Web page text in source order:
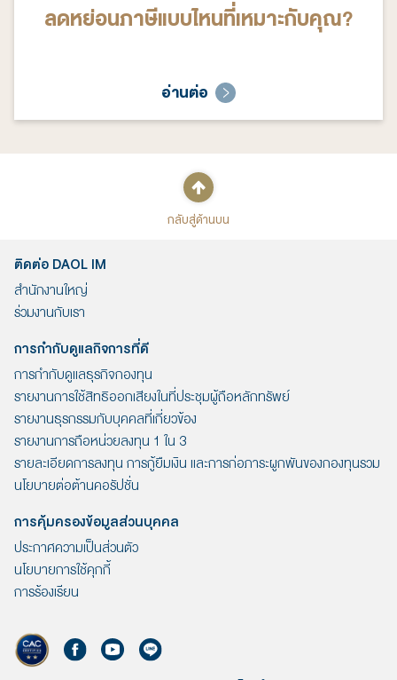
ลดหย่อนภาษีแบบไหนที่เหมาะกับคุณ?
อ่านต่อ
กลับสู่ด้านบน
ติดต่อ DAOL IM
สำนักงานใหญ่
ร่วมงานกับเรา
การกำกับดูแลกิจการที่ดี
การกำกับดูแลธุรกิจกองทุน
รายงานการใช้สิทธิออกเสียงในที่ประชุมผู้ถือหลักทรัพย์
รายงานธุรกรรมกับบุคคลที่เกี่ยวข้อง
รายงานการถือหน่วยลงทุน 1 ใน 3
รายละเอียดการลงทุน การกู้ยืมเงิน และการก่อภาระผูกพันของกองทุนรวม
นโยบายต่อต้านคอรัปชั่น
การคุ้มครองข้อมูลส่วนบุคคล
ประกาศความเป็นส่วนตัว
นโยบายการใช้คุกกี้
การร้องเรียน